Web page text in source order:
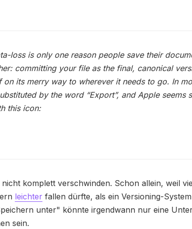
loss is only one reason people save their
committing your file as the final, canonical
on its merry way to wherever it needs to go. In
by the word “Export”, and Apple seems
this icon:
komplett verschwinden. Schon allein, weil
leichter fallen dürfte, als ein Versioning-
unter" könnte irgendwann nur eine
sein.